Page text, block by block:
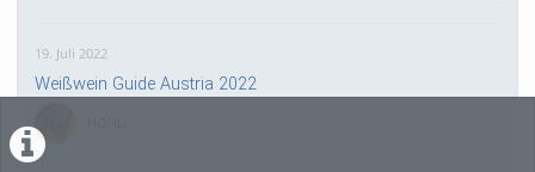
19. Juli 2022
Weißwein Guide Austria 2022